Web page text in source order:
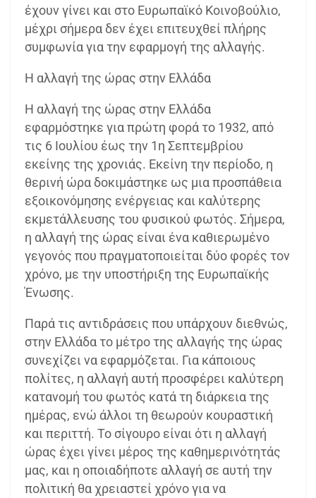
έχουν γίνει και στο Ευρωπαϊκό Κοινοβούλιο,
μέχρι σήμερα δεν έχει επιτευχθεί πλήρης
συμφωνία για την εφαρμογή της αλλαγής.
Η αλλαγή της ώρας στην Ελλάδα
Η αλλαγή της ώρας στην Ελλάδα
εφαρμόστηκε για πρώτη φορά το 1932, από
τις 6 Ιουλίου έως την 1η Σεπτεμβρίου
εκείνης της χρονιάς. Εκείνη την περίοδο, η
θερινή ώρα δοκιμάστηκε ως μια προσπάθεια
εξοικονόμησης ενέργειας και καλύτερης
εκμετάλλευσης του φυσικού φωτός. Σήμερα,
η αλλαγή της ώρας είναι ένα καθιερωμένο
γεγονός που πραγματοποιείται δύο φορές τον
χρόνο, με την υποστήριξη της Ευρωπαϊκής
Ένωσης.
Παρά τις αντιδράσεις που υπάρχουν διεθνώς,
στην Ελλάδα το μέτρο της αλλαγής της ώρας
συνεχίζει να εφαρμόζεται. Για κάποιους
πολίτες, η αλλαγή αυτή προσφέρει καλύτερη
κατανομή του φωτός κατά τη διάρκεια της
ημέρας, ενώ άλλοι τη θεωρούν κουραστική
και περιττή. Το σίγουρο είναι ότι η αλλαγή
ώρας έχει γίνει μέρος της καθημερινότητάς
μας, και η οποιαδήποτε αλλαγή σε αυτή την
πολιτική θα χρειαστεί χρόνο για να